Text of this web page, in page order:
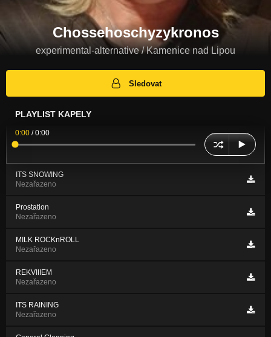
Chossehoschyzykronos
experimental-alternative / Kamenice nad Lipou
Sledovat
PLAYLIST KAPELY
0:00 /0:00
ITS SNOWING
Nezařazeno
Prostation
Nezařazeno
MILK ROCKnROLL
Nezařazeno
REKVIIIEM
Nezařazeno
ITS RAINING
Nezařazeno